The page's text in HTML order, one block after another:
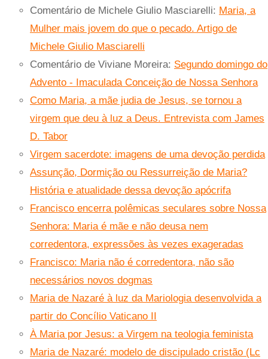
Comentário de Michele Giulio Masciarelli: Maria, a
Mulher mais jovem do que o pecado. Artigo de
Michele Giulio Masciarelli
Comentário de Viviane Moreira: Segundo domingo do
Advento - Imaculada Conceição de Nossa Senhora
Como Maria, a mãe judia de Jesus, se tornou a
virgem que deu à luz a Deus. Entrevista com James
D. Tabor
Virgem sacerdote: imagens de uma devoção perdida
Assunção, Dormição ou Ressurreição de Maria?
História e atualidade dessa devoção apócrifa
Francisco encerra polêmicas seculares sobre Nossa
Senhora: Maria é mãe e não deusa nem
corredentora, expressões às vezes exageradas
Francisco: Maria não é corredentora, não são
necessários novos dogmas
Maria de Nazaré à luz da Mariologia desenvolvida a
partir do Concílio Vaticano II
À Maria por Jesus: a Virgem na teologia feminista
Maria de Nazaré: modelo de discipulado cristão (Lc